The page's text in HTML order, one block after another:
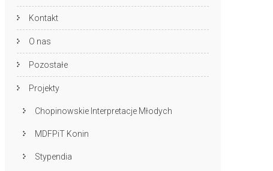
Kontakt
O nas
Pozostałe
Projekty
Chopinowskie Interpretacje Młodych
MDFPiT Konin
Stypendia